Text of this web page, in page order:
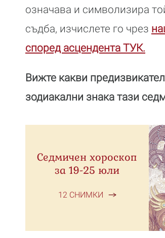
означава и символизира
съдба, изчислете го чрез
според асцендента ТУК.
Вижте какви
зодиакални знака тази
Седмичен хороскоп
за 19-25 юли
12 СНИМКИ